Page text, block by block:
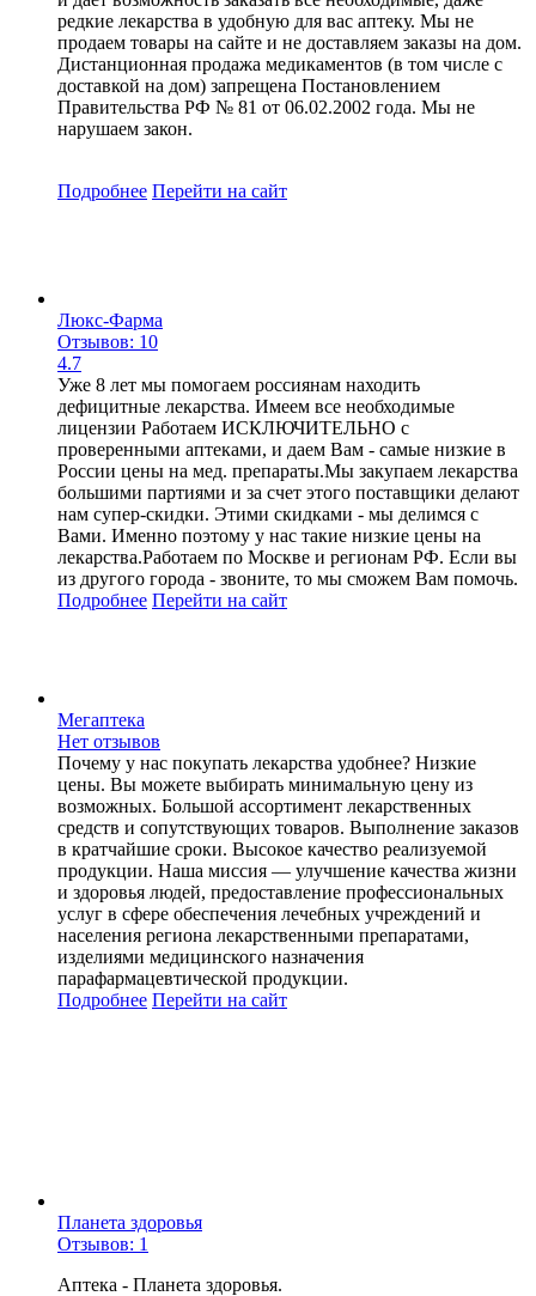
редкие лекарства в удобную для вас аптеку. Мы не
продаем товары на сайте и не доставляем заказы на дом.
Дистанционная продажа медикаментов (в том числе с
доставкой на дом) запрещена Постановлением
Правительства РФ № 81 от 06.02.2002 года. Мы не
нарушаем закон.
Подробнее Перейти на сайт
Люкс-Фарма
Отзывов: 10
4.7
Уже 8 лет мы помогаем россиянам находить
дефицитные лекарства. Имеем все необходимые
лицензии Работаем ИСКЛЮЧИТЕЛЬНО с
проверенными аптеками, и даем Вам - самые низкие в
России цены на мед. препараты.Мы закупаем лекарства
большими партиями и за счет этого поставщики делают
нам супер-скидки. Этими скидками - мы делимся с
Вами. Именно поэтому у нас такие низкие цены на
лекарства.Работаем по Москве и регионам РФ. Если вы
из другого города - звоните, то мы сможем Вам помочь.
Подробнее Перейти на сайт
Мегаптека
Нет отзывов
Почему у нас покупать лекарства удобнее? Низкие
цены. Вы можете выбирать минимальную цену из
возможных. Большой ассортимент лекарственных
средств и сопутствующих товаров. Выполнение заказов
в кратчайшие сроки. Высокое качество реализуемой
продукции. Наша миссия — улучшение качества жизни
и здоровья людей, предоставление профессиональных
услуг в сфере обеспечения лечебных учреждений и
населения региона лекарственными препаратами,
изделиями медицинского назначения
парафармацевтической продукции.
Подробнее Перейти на сайт
Планета здоровья
Отзывов: 1
Аптека - Планета здоровья.